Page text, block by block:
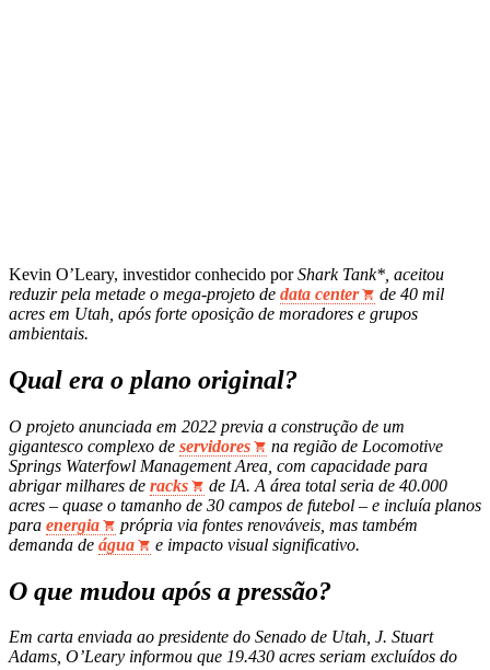
Kevin O’Leary, investidor conhecido porShark Tank*, aceitou
reduzir pela metade o mega‑projeto de data center
de 40 mil
acres em Utah, após forte oposição de moradores e grupos
ambientais.
Qual era o plano original?
O projeto anunciada em 2022 previa a construção de um
gigantesco complexo de servidores
na região de Locomotive
Springs Waterfowl Management Area, com capacidade para
abrigar milhares de racks
de IA. A área total seria de 40.000
acres – quase o tamanho de 30 campos de futebol – e incluía planos
para energia
própria via fontes renováveis, mas também
demanda de água e impacto visual significativo.
O que mudou após a pressão?
Em carta enviada ao presidente do Senado de Utah, J. Stuart
Adams, O’Leary informou que 19.430 acres seriam excluídos do